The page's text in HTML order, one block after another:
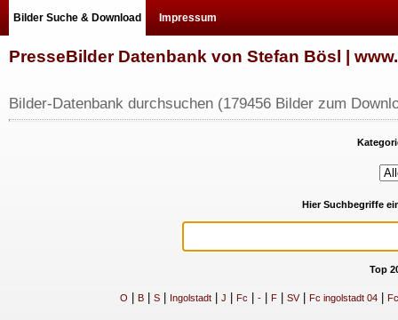
Bilder Suche & Download Impressum
PresseBilder Datenbank von Stefan Bösl |
Bilder-Datenbank durchsuchen (179456 Bilder zum
Hier Suchbegriffe
Top
O B| S| Ingolstadt| J Fc -| F| SV| Fc ingolstadt 04|